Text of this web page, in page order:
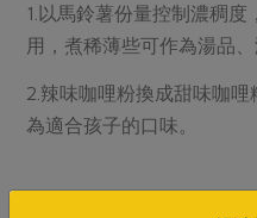
1.以馬鈴薯份量控制濃稠
用，煮稀薄些可作為湯品、
2.辣味咖哩粉換成甜味咖
為適合孩子的口味。